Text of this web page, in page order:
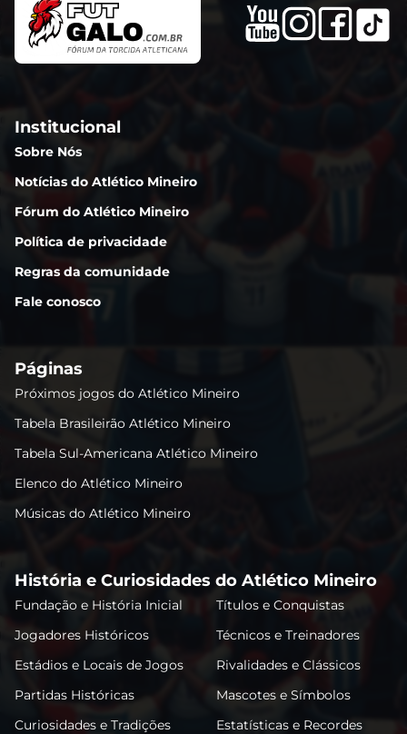
Institucional
Sobre Nós
Notícias do Atlético Mineiro
Fórum do Atlético Mineiro
Política de privacidade
Regras da comunidade
Fale conosco
Páginas
Próximos jogos do Atlético Mineiro
Tabela Brasileirão Atlético Mineiro
Tabela Sul-Americana Atlético Mineiro
Elenco do Atlético Mineiro
Músicas do Atlético Mineiro
História e Curiosidades do Atlético Mineiro
Fundação e História Inicial
Títulos e Conquistas
Jogadores Históricos
Técnicos e Treinadores
Estádios e Locais de Jogos
Rivalidades e Clássicos
Partidas Históricas
Mascotes e Símbolos
Curiosidades e Tradições
Estatísticas e Recordes